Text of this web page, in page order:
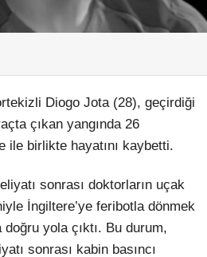
Diogo Jota (28), geçirdiği
çıkan yangında 26
ile birlikte hayatını kaybetti.
sonrası doktorların uçak
İngiltere’ye feribotla dönmek
yola çıktı. Bu durum,
sonrası kabin basıncı